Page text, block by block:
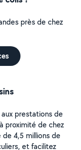
près de chez
prestations de
proximité de chez
4,5 millions de
et facilitez